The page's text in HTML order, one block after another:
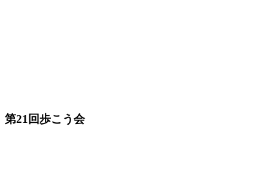
第21回歩こう会